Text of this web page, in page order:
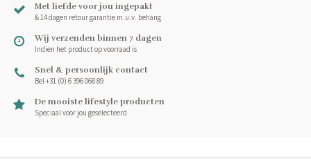
Met liefde voor jou ingepakt
& 14 dagen retour garantie m.u.v. behang
Wij verzenden binnen 7 dagen
Indien het product op voorraad is
Snel & persoonlijk contact
Bel +31 (0) 6 396 068 89
De mooiste lifestyle producten
Speciaal voor jou geselecteerd